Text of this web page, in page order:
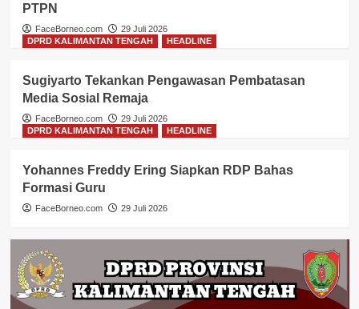
PTPN
FaceBorneo.com
29 Juli 2026
DPRD KALIMANTAN TENGAH
HEADLINE
Sugiyarto Tekankan Pengawasan Pembatasan
Media Sosial Remaja
FaceBorneo.com
29 Juli 2026
DPRD KALIMANTAN TENGAH
HEADLINE
Yohannes Freddy Ering Siapkan RDP Bahas
Formasi Guru
FaceBorneo.com 29 Juli 2026